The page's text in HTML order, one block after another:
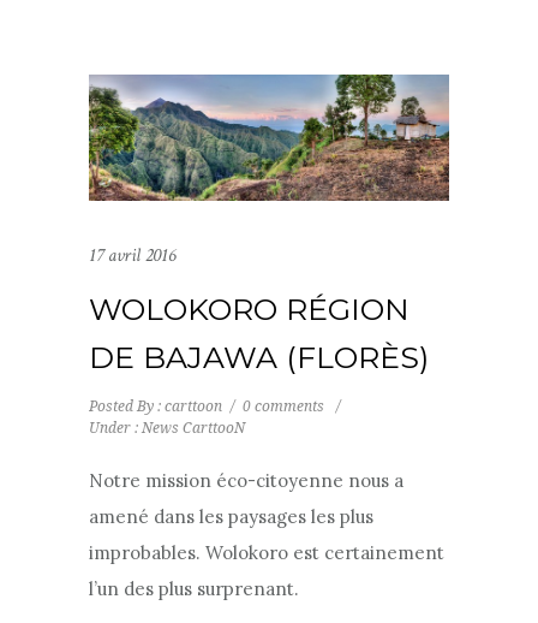
17 avril 2016
WOLOKORO RÉGION
DE BAJAWA (FLORÈS)
Posted By : carttoon / 0 comments
/
Under : News CarttooN
Notre mission éco-citoyenne nous a
amené dans les paysages les plus
improbables. Wolokoro est certainement
l’un des plus surprenant.